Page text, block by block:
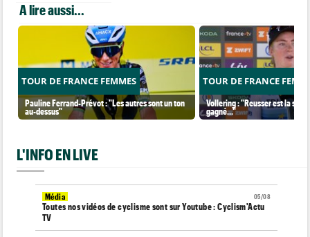
A lire aussi...
TOUR DE FRANCE FEMMES
Pauline Ferrand-Prévot : "Les autres sont un ton
au-dessus"
TOUR DE FRANCE
Vollering : "Reusser est la
gagné..."
L'INFO EN LIVE
05/08
Média
Toutes nos vidéos de cyclisme sont sur Youtube : Cyclism'Actu
TV